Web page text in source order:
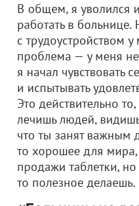
В общем, я уволился
работать в
с трудоустройством
проблема — у меня
я начал чувствовать
и испытывать
Это действительно
лечишь людей,
что ты занят важным
то хорошее для
продажи таблетки,
то полезное делаешь.